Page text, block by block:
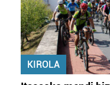
KIROLA